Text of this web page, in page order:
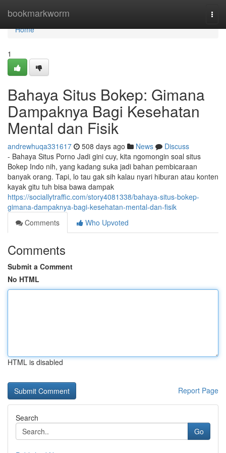
bookmarkworm
Home
Home
1
Bahaya Situs Bokep: Gimana
Dampaknya Bagi Kesehatan
Mental dan Fisik
andrewhuqa331617 508 days ago News
Discuss
- Bahaya Situs Porno Jadi gini cuy, kita ngomongin soal situs
Bokep Indo nih, yang kadang suka jadi bahan pembicaraan
banyak orang. Tapi, lo tau gak sih kalau nyari hiburan atau konten
kayak gitu tuh bisa bawa dampak
https://sociallytraffic.com/story4081338/bahaya-situs-bokep-
gimana-dampaknya-bagi-kesehatan-mental-dan-fisik
Comments
Who Upvoted
Comments
Submit a Comment
No HTML
HTML is disabled
Report Page
Search
Go